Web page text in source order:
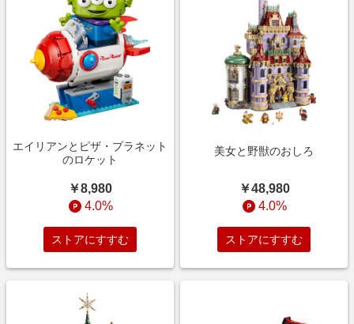
エイリアンとピザ・プラネット
のロケット
￥8,980
4.0%
ストアにすすむ
美女と野獣のおしろ
￥48,980
4.0%
ストアにすすむ